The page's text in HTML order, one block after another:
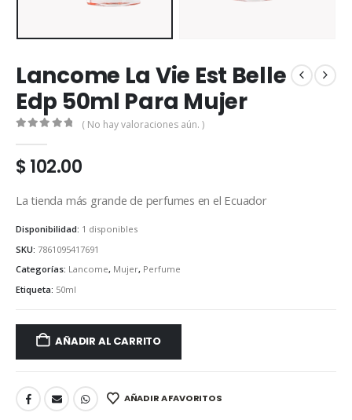
Lancome La Vie Est Belle
Edp 50ml Para Mujer
( No hay valoraciones aún. )
$102.00
La tienda más grande de perfumes en el Ecuador
Disponibilidad: 1 disponibles
SKU: 7861095417691
Categorías: Lancome, Mujer, Perfume
Etiqueta: 50ml
AÑADIR AL CARRITO
AÑADIR A FAVORITOS